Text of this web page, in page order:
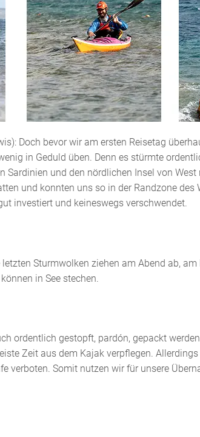
Doch bevor wir am ersten Reisetag
in Geduld üben. Denn es stürmte
Sardinien und den nördlichen Insel von
und konnten uns so in der Randzone
investiert und keineswegs verschwendet.
letzten Sturmwolken ziehen am Abend ab,
in See stechen.
ordentlich gestopft, pardón, gepackt
Zeit aus dem Kajak verpflegen.
verboten. Somit nutzen wir für unsere